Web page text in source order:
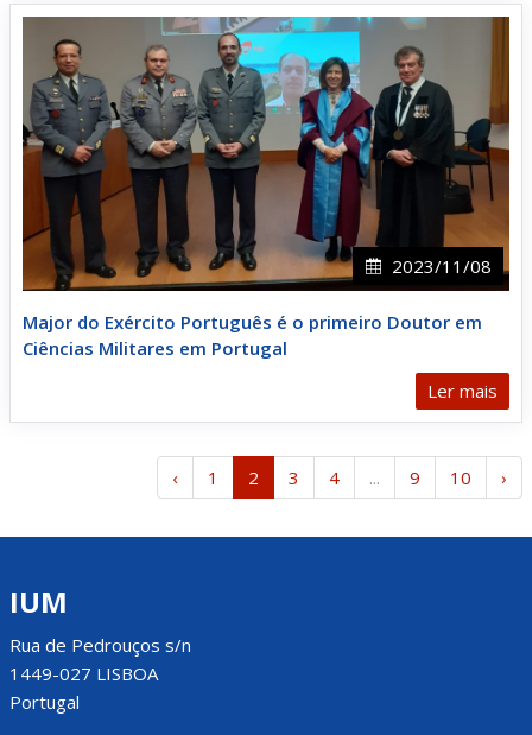
2023/11/08
Major do Exército Português é o primeiro Doutor em
Ciências Militares em Portugal
Ler mais
‹ 1 2 3 4 ... 9 10 ›
IUM
Rua de Pedrouços s/n
1449-027 LISBOA
Portugal